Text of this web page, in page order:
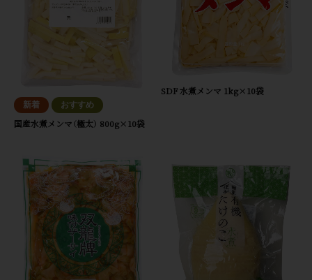
国産水煮メンマ（極太） 800g×10袋
SDF 水煮メンマ 1kg×10袋